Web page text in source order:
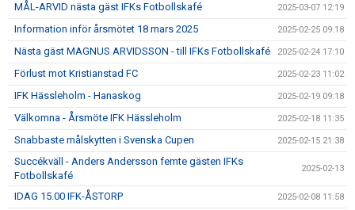
MÅL-ARVID nästa gäst IFKs Fotbollskafé 2025-03-07 12:19
Information inför årsmötet 18 mars 2025 2025-02-25 09:18
Nästa gäst MAGNUS ARVIDSSON - till IFKs Fotbollskafé 2025-02-24 17:10
Förlust mot Kristianstad FC 2025-02-23 11:02
IFK Hässleholm - Hanaskog 2025-02-19 09:18
Välkomna - Årsmöte IFK Hässleholm 2025-02-18 11:35
Snabbaste målskytten i Svenska Cupen 2025-02-15 21:38
Succékväll - Anders Andersson femte gästen IFKs
Fotbollskafé
2025-02-13
IDAG 15.00 IFK-ÅSTORP 2025-02-08 11:58